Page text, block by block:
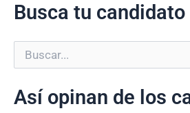
Busca tu candidato
u
c
Así opinan de los